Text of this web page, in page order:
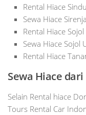
Rental Hiace
Sewa Hiace Sirenja
Rental Hiace Sojol
Sewa Hiace Sojol
Rental Hiace
Sewa Hiace
Selain Rental hiace
Tours Rental Car